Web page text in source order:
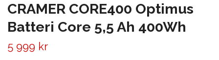
CRAMER CORE400 Optimus
Batteri Core 5,5 Ah 400Wh
5 999 kr